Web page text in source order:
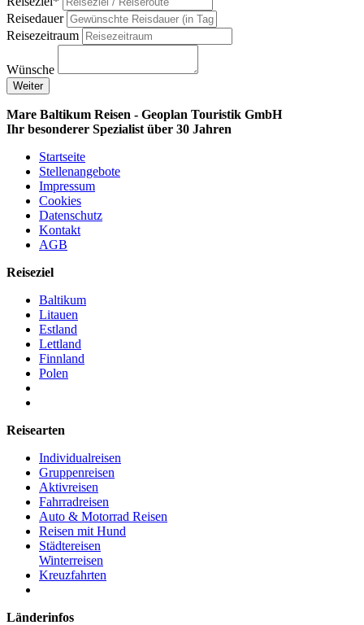
Reisedauer
Reisezeitraum
Wünsche
Weiter
Mare Baltikum Reisen - Geoplan Touristik GmbH
Ihr besonderer Spezialist über 30 Jahren
Startseite
Stellenangebote
Impressum
Cookies
Datenschutz
Kontakt
AGB
Reiseziel
Baltikum
Litauen
Estland
Lettland
Finnland
Polen
Reisearten
Individualreisen
Gruppenreisen
Aktivreisen
Fahrradreisen
Auto & Motorrad Reisen
Reisen mit Hund
Städtereisen
Winterreisen
Kreuzfahrten
Länderinfos